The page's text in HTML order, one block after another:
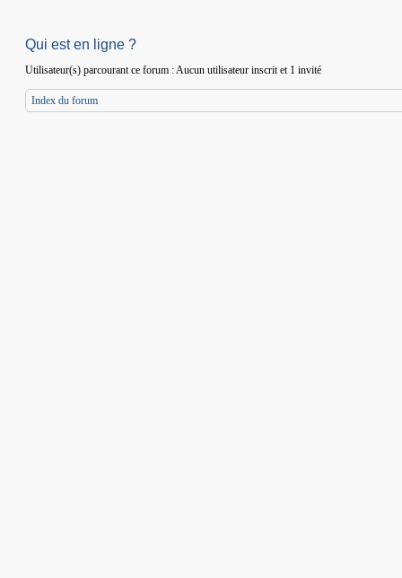
Qui est en ligne ?
Utilisateur(s) parcourant ce forum : Aucun utilisateur inscrit et 1 invité
Index du forum